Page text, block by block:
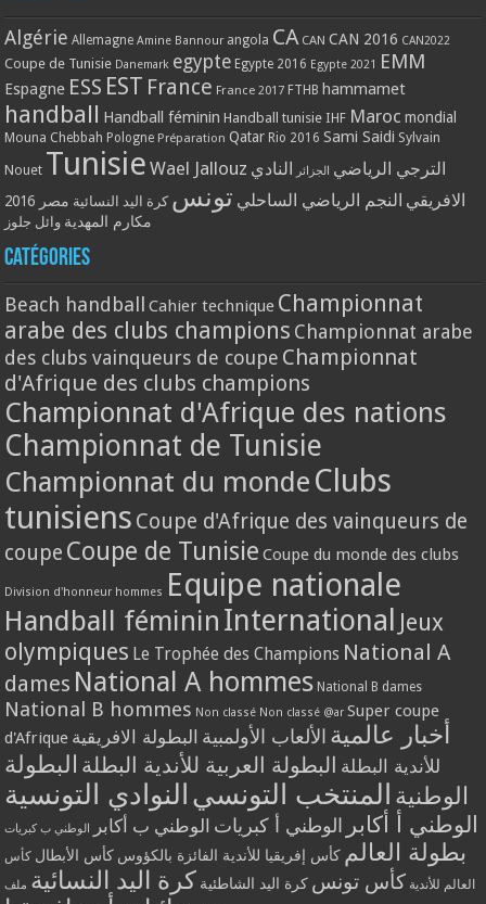
Algérie Allemagne Amine Bannour angola CA CAN CAN 2016 CAN2022
Coupe de Tunisie Danemark egypte Egypte 2016 Egypte 2021 EMM
Espagne ESS EST France France 2017 FTHB hammamet
handball Handball féminin Handball tunisie IHF Maroc mondial
Mouna Chebbah Pologne Préparation Qatar Rio 2016 Sami Saidi Sylvain
Nouet Tunisie Wael Jallouz الترجي الرياضي الجزائر النادي
الافريقي النجم الرياضي الساحلي تونس كرة اليد النسائية مصر 2016
مكارم المهدية وائل جلوز
Catégories
Beach handball Cahier technique Championnat
arabe des clubs champions Championnat arabe
des clubs vainqueurs de coupe Championnat
d'Afrique des clubs champions
Championnat d'Afrique des nations
Championnat de Tunisie
Championnat du monde Clubs
tunisiens Coupe d'Afrique des vainqueurs de
coupe Coupe de Tunisie Coupe du monde des clubs
Division d'honneur hommes Equipe nationale
Handball féminin International Jeux
olympiques Le Trophée des Champions National A
dames National A hommes National B dames
National B hommes Non classé Non classé @ar Super coupe
d'Afrique
أخبار عالمية الألعاب الأولمبية البطولة الافريقية
للأندية البطلة البطولة العربية للأندية البطلة البطولة
الوطنية المنتخب التونسي النوادي التونسية
الوطني أ أكابر الوطني أ كبريات الوطني ب أكابر الوطني ب كبريات
بطولة العالم كأس إفريقيا للأندية الفائزة بالكؤوس كأس الأبطال كأس
العالم للأندية كأس تونس كرة اليد الشاطئية كرة اليد النسائية ملف